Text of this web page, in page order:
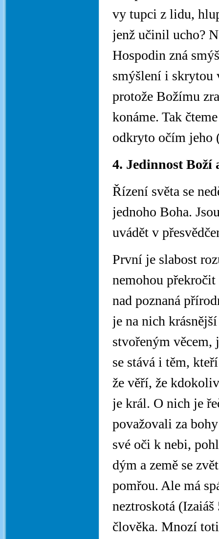
vy tupci z lidu,
jenž učinil ucho?
Hospodin zná
smýšlení i skrytou
protože Božímu
konáme. Tak
odkryto očím jeho
4. Jedinnost Boží
Řízení světa se
jednoho Boha.
uvádět v
První je slabost
nemohou překročit
nad poznaná
je na nich
stvořeným věcem,
se stává i těm,
že věří, že
je král. O nich je
považovali za
své oči k nebi,
dým a země se
pomřou. Ale má
neztroskotá
člověka. Mnozí